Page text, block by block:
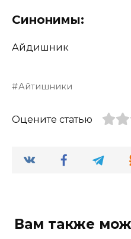
Синонимы:
Айдишник
Айтишники
Оцените статью
Вам также